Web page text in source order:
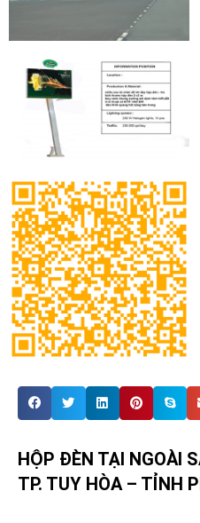
HỘP ĐÈN TẠI NGOÀI
TP. TUY HÒA – TỈNH